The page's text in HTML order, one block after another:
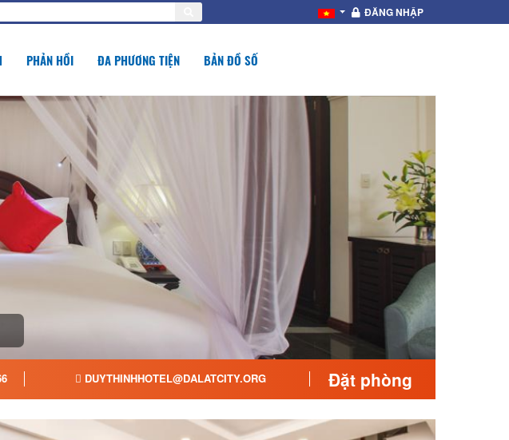
ĐĂNG NHẬP
PHẢN HỒI ĐA PHƯƠNG TIỆN BẢN ĐỒ SỐ
DUYTHINHHOTEL@DALATCITY.ORG Đặt phòng